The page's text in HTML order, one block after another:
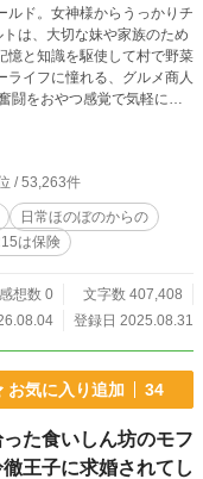
わせ、極上のスローライフ
しい旅の記録。
ド。女神様からうっかりチ
は、大切な妹や家族のため
憶と知識を駆使して村で野菜
ライフに憧れる、グルメ商人
け付けますが、基本的に
ース更新なので御了承くだ
/ 53,263件
日常ほのぼのからの
は保険
感想数 0
文字数 407,408
登録日 2025.08.31
お気に入り追加 34
た食いしん坊のモフ
王子に求婚されてし